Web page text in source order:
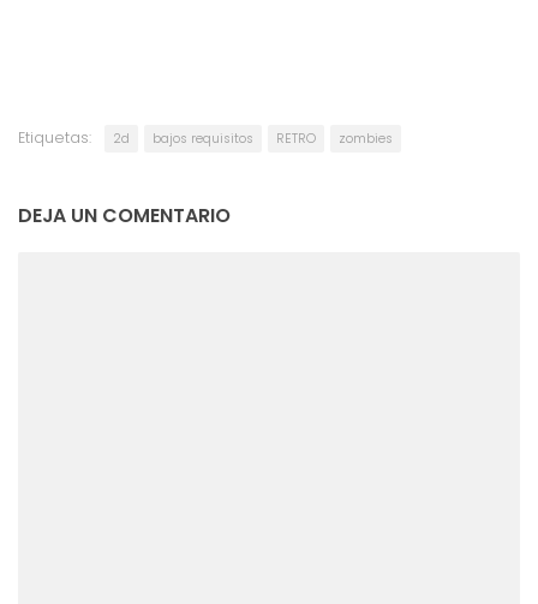
Etiquetas: 2d bajos requisitos RETRO zombies
DEJA UN COMENTARIO